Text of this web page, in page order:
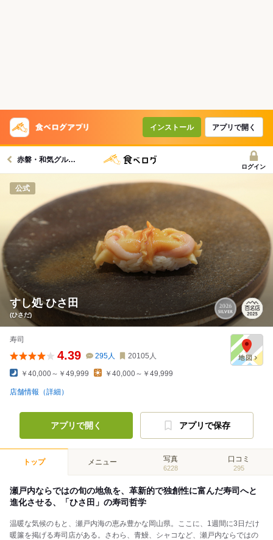
インストール アプリで開く
赤磐・和気グルメへ
ログイン
公式
すし処 ひさ田
(ひさだ)
寿司
4.39 295人 20105 人
￥40,000～￥49,999 ￥40,000～￥49,999
店舗情報（詳細）
アプリで開く アプリで保存
トップ メニュー 写真
6228
口コミ
295
瀬戸内ならではの旬の地魚を、革新的で独創性に富んだ寿司へと
進化させる、「ひさ田」の寿司哲学
温暖な気候のもと、瀬戸内海の恵み豊かな岡山県。ここに、1週間に3日だけ
暖簾を掲げる寿司店がある。さわら、青鰻、シャコなど、瀬戸内ならではの